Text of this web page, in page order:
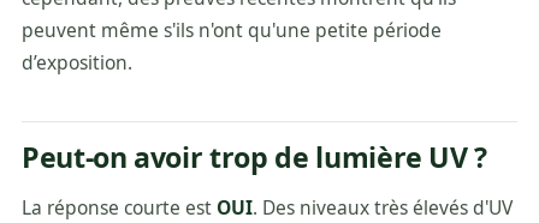
peuvent même s'ils n'ont qu'une petite période
d’exposition.
Peut-on avoir trop de lumière UV ?
La réponse courte est OUI. Des niveaux très élevés d'UV